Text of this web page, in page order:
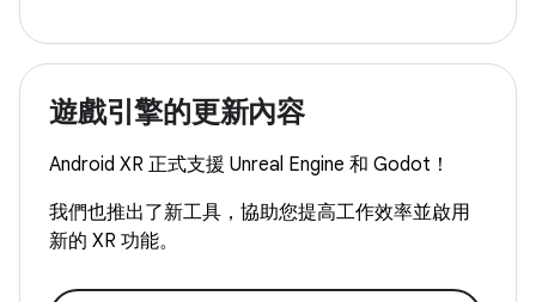
遊戲引擎的更新內容
Android XR 正式支援 Unreal Engine 和 Godot！
我們也推出了新工具，協助您提高工作效率並啟用
新的 XR 功能。